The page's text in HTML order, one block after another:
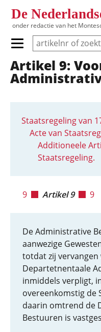
De
onder redactie van het
Primair menu tonen/
Hoofdnavigatie
Artikel 9:
Staatsregeling van
Acte van
Additioneele
Staatsregeling.
9 Artikel 9 9
De Administrative
aanwezige
totdat zij
Departetnentaale
inmiddels verpligt,
overeenkomstig de
daarin omtrend de
Bestuuren is